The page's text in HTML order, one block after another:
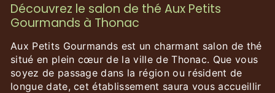
Découvrez le salon de thé Aux Petits
Gourmands à Thonac
Aux Petits Gourmands est un charmant salon de thé
situé en plein cœur de la ville de Thonac. Que vous
soyez de passage dans la région ou résident de
longue date, cet établissement saura vous accueillir